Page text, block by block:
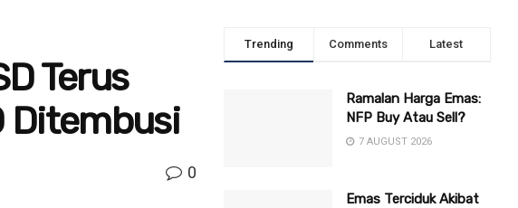
Terus
Ditembusi
0
Trending Comments Latest
Ramalan Harga Emas:
NFP Buy Atau Sell?
7 AUGUST 2026
Emas Terciduk Akibat